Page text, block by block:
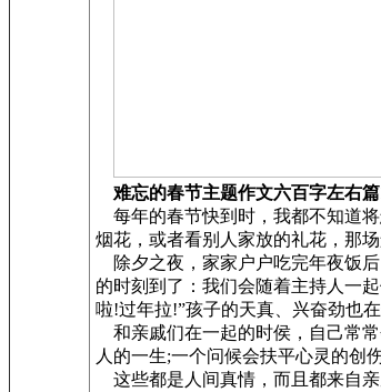
难忘的春节主题作文六百字左右篇
每年的春节快到时，我都不知道
烟花，或者看别人家放的礼花，那
除夕之夜，家家户户吃完年夜饭
的时刻到了：我们会随着主持人一
啦!过年拉!”孩子的天真、兴奋劲也
和亲戚们在一起的时侯，自己常
人的一生;一个问候会扶平心灵的创
这些都是人间真情，而且都来自